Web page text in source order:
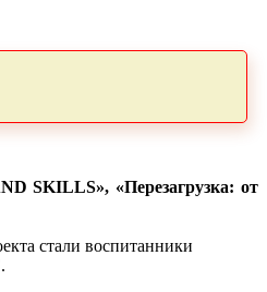
SKILLS», «Перезагрузка: от
стали воспитанники